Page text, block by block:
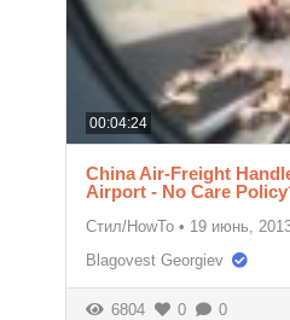
00:04:24
China Air-Freight
Airport - No Care
Стил/HowTo • 19 июнь,
Blagovest Georgiev
6804 0 0